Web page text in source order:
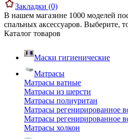
Закладки (0)
В нашем магазине 1000 моделей
спальных аксессуаров. Выберите,
Каталог товаров
Маски гигиенические
Матрасы
Матрасы ватные
Матрасы из шерсти
Матрасы полиуритан
Матрасы регенирированное
Матрасы регенирированное
Матрасы холкон